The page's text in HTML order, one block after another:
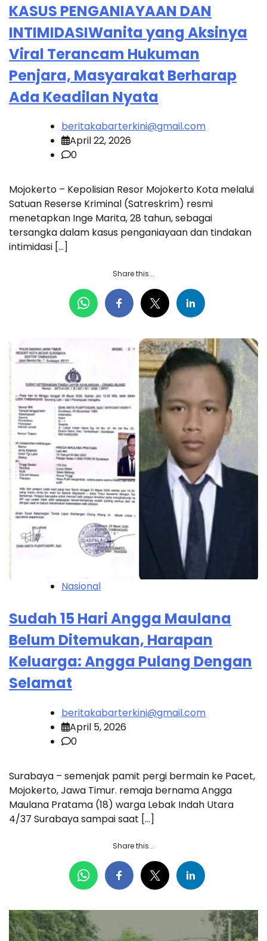
KASUS PENGANIAYAAN DAN
INTIMIDASIWanita yang Aksinya
Viral Terancam Hukuman
Penjara, Masyarakat Berharap
Ada Keadilan Nyata
beritakabarterkini@gmail.com
April 22, 2026
0
Mojokerto – Kepolisian Resor Mojokerto Kota melalui
Satuan Reserse Kriminal (Satreskrim) resmi
menetapkan Inge Marita, 28 tahun, sebagai
tersangka dalam kasus penganiayaan dan tindakan
intimidasi […]
Share this...
Nasional
Sudah 15 Hari Angga Maulana
Belum Ditemukan, Harapan
Keluarga: Angga Pulang Dengan
Selamat
beritakabarterkini@gmail.com
April 5, 2026
0
Surabaya – semenjak pamit pergi bermain ke Pacet,
Mojokerto, Jawa Timur. remaja bernama Angga
Maulana Pratama (18) warga Lebak Indah Utara
4/37 Surabaya sampai saat […]
Share this...